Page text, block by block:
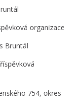
organizace
Bruntál
754, okres